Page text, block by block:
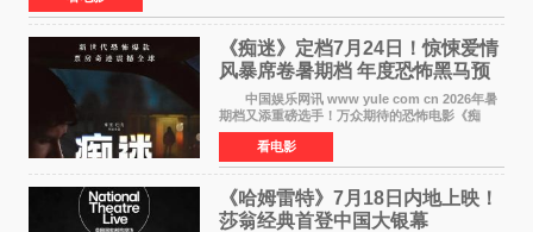
《痴迷》定档7月24日！惊悚爱情
风暴席卷暑期档 年度恐怖黑马预
中国娱乐网讯 www yule com cn 2026年暑
期档又添重磅选手！万众期待的恐怖电影《痴
迷》今日正式官宣定档，将于7月24日登陆内地各
大院线。这部被业内专家誉为新世代爆款恐怖电
影的作品，将为
看电影
《哈姆雷特》7月18日内地上映！
莎翁经典首登中国大银幕